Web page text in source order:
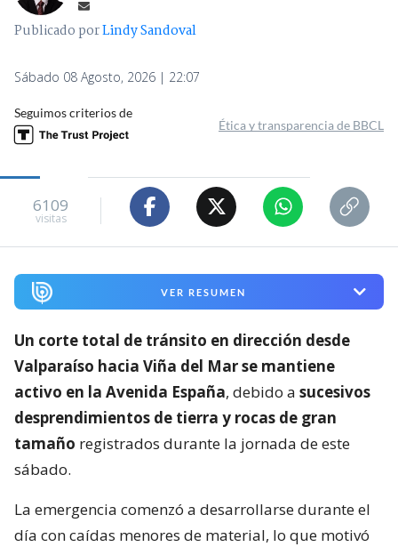
Publicado porLindy Sandoval
Sábado 08 Agosto, 2026 | 22:07
Seguimos criterios de
Ética y transparencia de BBCL
6109
visitas
VER RESUMEN
Un corte total de tránsito en dirección desde
Valparaíso hacia Viña del Mar se mantiene
activo en la Avenida España, debido a sucesivos
desprendimientos de tierra y rocas de gran
tamaño registrados durante la jornada de este
sábado.
La emergencia comenzó a desarrollarse durante el
día con caídas menores de material, lo que motivó